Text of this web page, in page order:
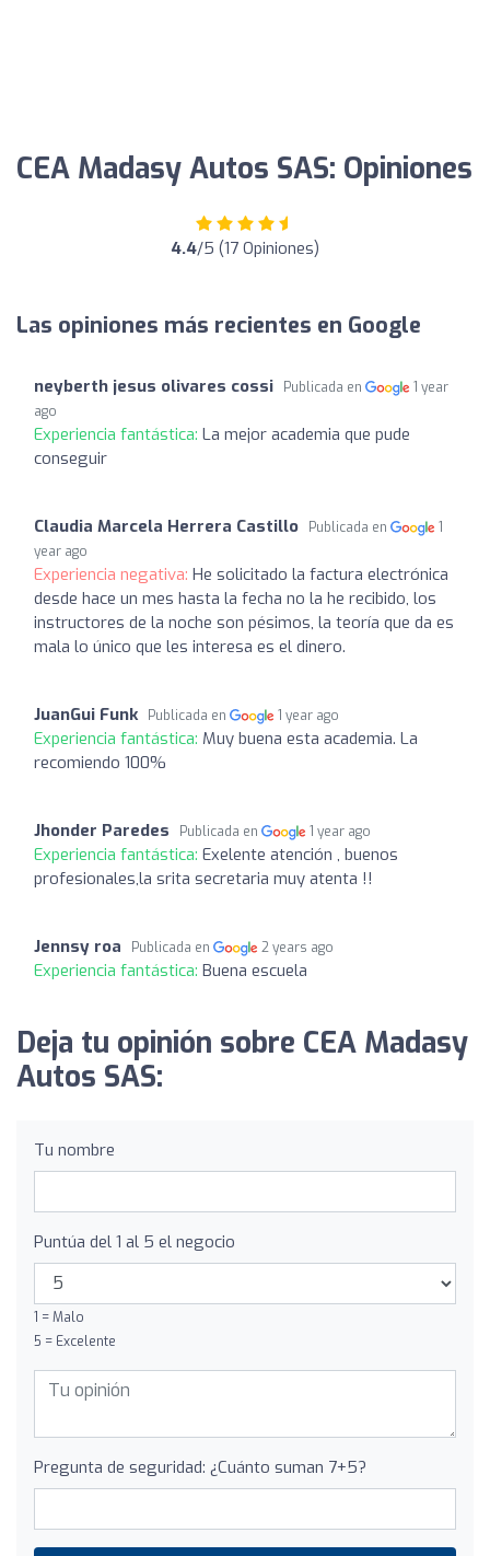
CEA Madasy Autos SAS: Opiniones
4.4/5 (17 Opiniones)
Las opiniones más recientes en Google
neyberth jesus olivares cossi Publicada en
1 year
ago
Experiencia fantástica: La mejor academia que pude
conseguir
Claudia Marcela Herrera Castillo Publicada en
1
year ago
Experiencia negativa: He solicitado la factura electrónica
desde hace un mes hasta la fecha no la he recibido, los
instructores de la noche son pésimos, la teoría que da es
mala lo único que les interesa es el dinero.
JuanGui Funk Publicada en 1 year ago
Experiencia fantástica: Muy buena esta academia. La
recomiendo 100%
Jhonder Paredes Publicada en 1 year ago
Experiencia fantástica: Exelente atención , buenos
profesionales,la srita secretaria muy atenta !!
Jennsy roa Publicada en 2 years ago
Experiencia fantástica: Buena escuela
Deja tu opinión sobre CEA Madasy
Autos SAS:
Tu nombre
Puntúa del 1 al 5 el negocio
1 = Malo
5 = Excelente
Pregunta de seguridad: ¿Cuánto suman 7+5?